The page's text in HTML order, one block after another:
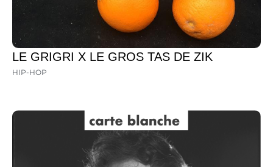
LE GRIGRI X LE GROS TAS DE ZIK
HIP-HOP